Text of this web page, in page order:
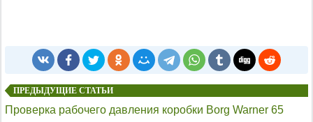
ПРЕДЫДУЩИЕ СТАТЬИ
Проверка рабочего давления коробки Borg Warner 65